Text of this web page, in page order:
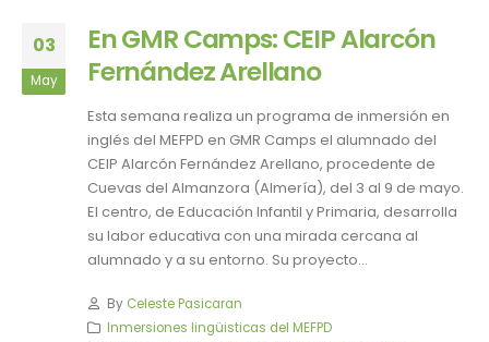
03
May
En GMR Camps: CEIP Alarcón
Fernández Arellano
Esta semana realiza un programa de inmersión en
inglés del MEFPD en GMR Camps el alumnado del
CEIP Alarcón Fernández Arellano, procedente de
Cuevas del Almanzora (Almería), del 3 al 9 de mayo.
El centro, de Educación Infantil y Primaria, desarrolla
su labor educativa con una mirada cercana al
alumnado y a su entorno. Su proyecto...
By Celeste Pasicaran
Inmersiones lingüisticas del MEFPD